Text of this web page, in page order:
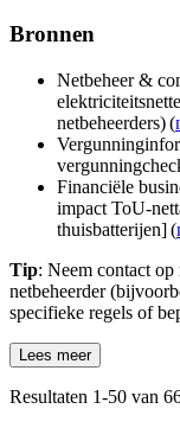
Bronnen
Netbeheer &
netbeheerders) (
Financiële
impact ToU-
thuisbatterijen] (
Tip: Neem contact
netbeheerder
specifieke regels of
Lees meer
Resultaten 1-50 van